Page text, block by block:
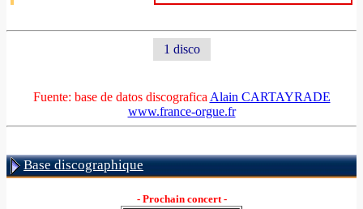
1 disco
Fuente: base de datos discografica Alain CARTAYRADE
www.france-orgue.fr
Base discographique
- Prochain concert -